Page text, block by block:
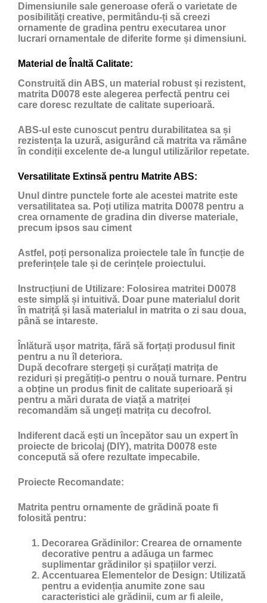
Dimensiunile sale generoase oferă o varietate de
posibilități creative, permitându-ți să creezi
ornamente de gradina pentru executarea unor
lucrari ornamentale de diferite forme și dimensiuni.
Material de Înaltă Calitate:
Construită din ABS, un material robust și rezistent,
matrita D0078 este alegerea perfectă pentru cei
care doresc rezultate de calitate superioară.
ABS-ul este cunoscut pentru durabilitatea sa și
rezistența la uzură, asigurând că matrita va rămâne
în condiții excelente de-a lungul utilizărilor repetate.
Versatilitate Extinsă pentru Matrite ABS:
Unul dintre punctele forte ale acestei matrite este
versatilitatea sa. Poți utiliza matrita D0078 pentru a
crea ornamente de gradina din diverse materiale,
precum ipsos sau ciment
Astfel, poți personaliza proiectele tale în funcție de
preferințele tale și de cerințele proiectului.
Instrucțiuni de Utilizare: Folosirea matritei D0078
este simplă și intuitivă. Doar pune materialul dorit
în matriță și lasă materialul in matrita o zi sau doua,
până se intareste.
Înlătură ușor matrița, fără să forțați produsul finit
pentru a nu îl deteriora.
După decofrare stergeți și curățați matrița de
reziduri și pregătiți-o pentru o nouă turnare. Pentru
a obține un produs finit de calitate superioară și
pentru a mări durata de viață a matriței
recomandăm să ungeți matrița cu decofrol .
Indiferent dacă ești un începător sau un expert în
proiecte de bricolaj (DIY), matrita D0078 este
concepută să ofere rezultate impecabile.
Proiecte Recomandate:
Matrita pentru ornamente de grădină poate fi
folosită pentru:
Decorarea Grădinilor: Crearea de ornamente
decorative pentru a adăuga un farmec
suplimentar grădinilor și spațiilor verzi.
Accentuarea Elementelor de Design: Utilizată
pentru a evidenția anumite zone sau
caracteristici ale grădinii, cum ar fi aleile,